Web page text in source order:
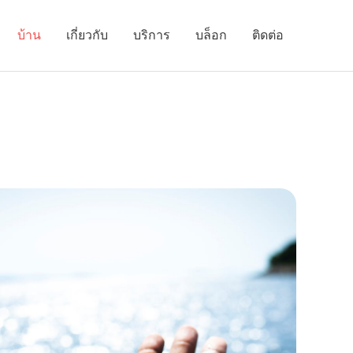
บ้าน เกี่ยวกับ บริการ บล็อก ติดต่อ